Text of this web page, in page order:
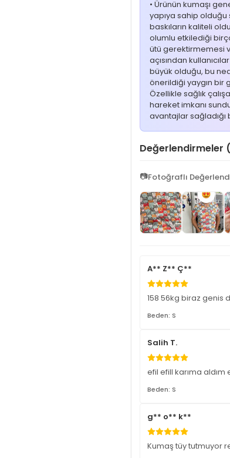
• Ürünün kumaşı
yapıya sahip olduğu
baskıların kaliteli
olumlu etkilediği
ütü gerektirmemesi
açısından
büyük olduğu, bu
önerildiği yaygın bir
Özellikle sağlık
hareket imkanı
avantajlar sağladığı
Değerlendirmeler
📷Fotoğraflı
A** Z** Ç**
158 56kg biraz genis
Beden: S
Salih T.
efil efill karıma aldım
Beden: S
g** o** k**
Kumaş tüy tutmuyor